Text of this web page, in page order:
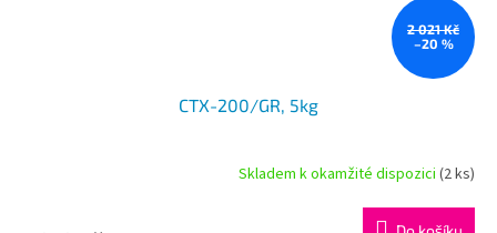
2 021 Kč
–20 %
CTX-200/GR, 5kg
Skladem k okamžité dispozici (2 ks)